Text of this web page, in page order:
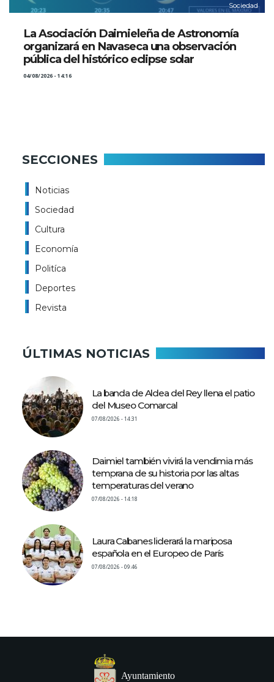
Sociedad
La Asociación Daimieleña de Astronomía
organizará en Navaseca una observación
pública del histórico eclipse solar
04/08/2026 - 14:16
SECCIONES
Noticias
Sociedad
Cultura
Economía
Politíca
Deportes
Revista
ÚLTIMAS NOTICIAS
La banda de Aldea del Rey llena el patio
del Museo Comarcal
07/08/2026 - 14:31
Daimiel también vivirá la vendimia más
temprana de su historia por las altas
temperaturas del verano
07/08/2026 - 14:18
Laura Cabanes liderará la mariposa
española en el Europeo de París
07/08/2026 - 09:46